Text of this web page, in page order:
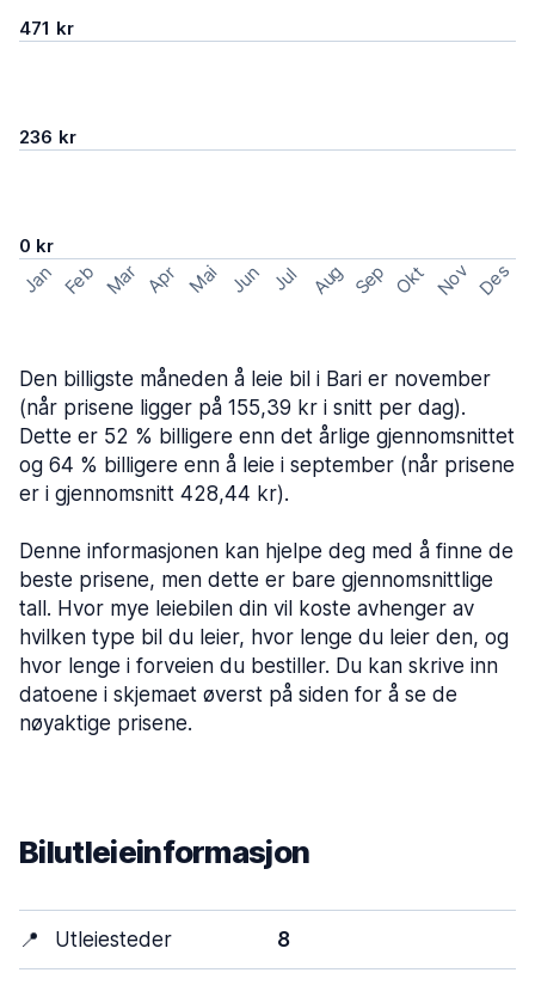
471 kr
236 kr
0 kr
Jan Feb Mar Apr Mai Jun Jul Aug Sep Okt Nov Des
Den billigste måneden å leie bil i Bari er november
(når prisene ligger på 155,39 kr i snitt per dag).
Dette er 52 % billigere enn det årlige gjennomsnittet
og 64 % billigere enn å leie i september (når prisene
er i gjennomsnitt 428,44 kr).
Denne informasjonen kan hjelpe deg med å finne de
beste prisene, men dette er bare gjennomsnittlige
tall. Hvor mye leiebilen din vil koste avhenger av
hvilken type bil du leier, hvor lenge du leier den, og
hvor lenge i forveien du bestiller. Du kan skrive inn
datoene i skjemaet øverst på siden for å se de
nøyaktige prisene.
Bilutleieinformasjon
📍 Utleiesteder 8